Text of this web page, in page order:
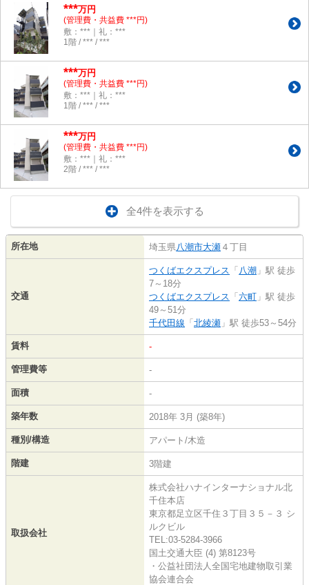
***万円
(管理費・共益費 ***円)
敷：***｜礼：***
1階 / *** / ***
***万円
(管理費・共益費 ***円)
敷：***｜礼：***
1階 / *** / ***
***万円
(管理費・共益費 ***円)
敷：***｜礼：***
2階 / *** / ***
全4件を表示する
所在地 埼玉県 八潮市大瀬 ４丁目
交通
つくばエクスプレス 「 八潮 」駅 徒歩
7～18分
つくばエクスプレス 「六町 」駅 徒歩
49～51分
千代田線 「北綾瀬 」駅 徒歩53～54分
賃料 -
管理費等 -
面積 -
築年数 2018年 3月 (築8年)
種別/構造 アパート/木造
階建 3階建
取扱会社
株式会社ハナインターナショナル北
千住本店
東京都足立区千住３丁目３５－３ シ
ルクビル
TEL:03-5284-3966
国土交通大臣 (4) 第8123号
・公益社団法人全国宅地建物取引業
協会連合会